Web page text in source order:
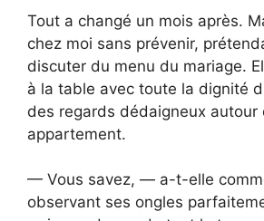
Tout a changé un mois après.
chez moi sans prévenir,
discuter du menu du mariage.
à la table avec toute la dignité
des regards dédaigneux autour
appartement.
— Vous savez, — a-t-elle
observant ses ongles